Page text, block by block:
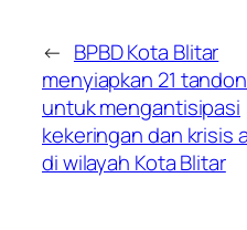
← BPBD Kota Blitar
menyiapkan 21
untuk mengantisipasi
kekeringan dan krisis
di wilayah Kota Blitar